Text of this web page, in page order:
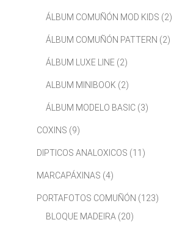
ÁLBUM COMUÑÓN MOD KIDS (2)
ÁLBUM COMUÑÓN PATTERN (2)
ÁLBUM LUXE LINE (2)
ALBUM MINIBOOK (2)
ÁLBUM MODELO BASIC (3)
COXINS (9)
DIPTICOS ANALOXICOS (11)
MARCAPÁXINAS (4)
PORTAFOTOS COMUÑÓN (123)
BLOQUE MADEIRA (20)